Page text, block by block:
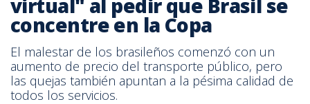
virtual" al pedir que Brasil se
concentre en la Copa
El malestar de los brasileños comenzó con un
aumento de precio del transporte público, pero
las quejas también apuntan a la pésima calidad de
todos los servicios.